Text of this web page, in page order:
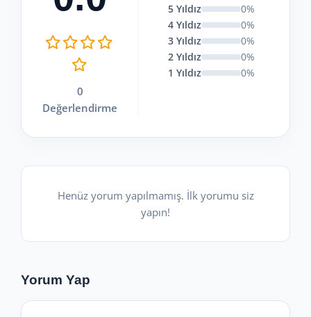
0
Değerlendirme
5 Yıldız
0%
4 Yıldız
0%
3 Yıldız
0%
2 Yıldız
0%
1 Yıldız
0%
Henüz yorum yapılmamış. İlk yorumu siz
yapın!
Yorum Yap